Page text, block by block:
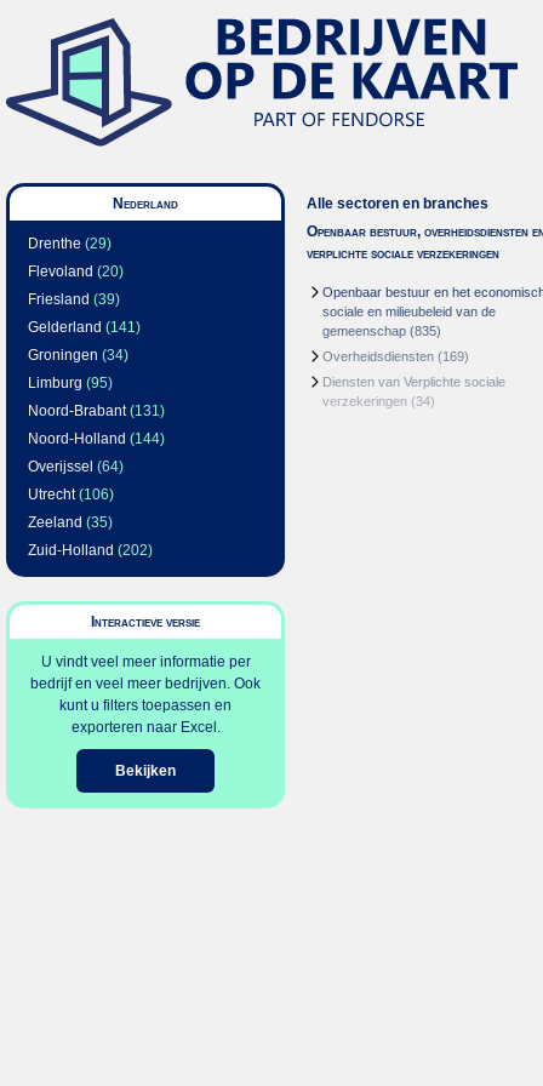
Nederland
Drenthe (29)
Flevoland (20)
Friesland (39)
Gelderland (141)
Groningen (34)
Limburg (95)
Noord-Brabant(131)
Noord-Holland (144)
Overijssel (64)
Utrecht(106)
Zeeland (35)
Zuid-Holland (202)
Interactieve versie
U vindt veel meer informatie per
bedrijf en veel meer bedrijven. Ook
kunt u filters toepassen en
exporteren naar Excel.
Bekijken
Alle sectoren en branches
Openbaar bestuur, overheidsdiensten
verplichte sociale verzekeringen
Openbaar bestuur en het
sociale en milieubeleid van de
gemeenschap (835)
Overheidsdiensten (169)
Diensten van Verplichte sociale
verzekeringen (34)